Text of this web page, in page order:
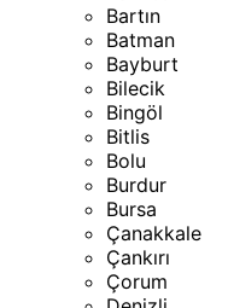
Bartın
Batman
Bayburt
Bilecik
Bingöl
Bitlis
Bolu
Burdur
Bursa
Çanakkale
Çankırı
Çorum